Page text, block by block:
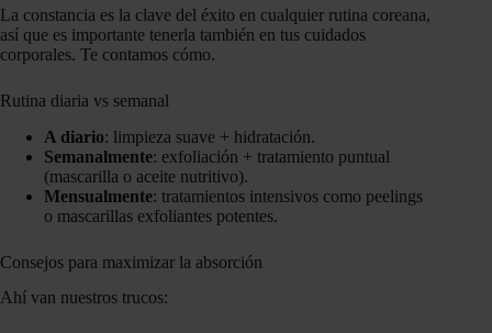
La constancia es la clave del éxito en cualquier rutina coreana,
así que es importante tenerla también en tus cuidados
corporales. Te contamos cómo.
Rutina diaria vs semanal
A diario: limpieza suave + hidratación.
Semanalmente: exfoliación + tratamiento puntual
(mascarilla o aceite nutritivo).
Mensualmente: tratamientos intensivos como peelings
o mascarillas exfoliantes potentes.
Consejos para maximizar la absorción
Ahí van nuestros trucos: